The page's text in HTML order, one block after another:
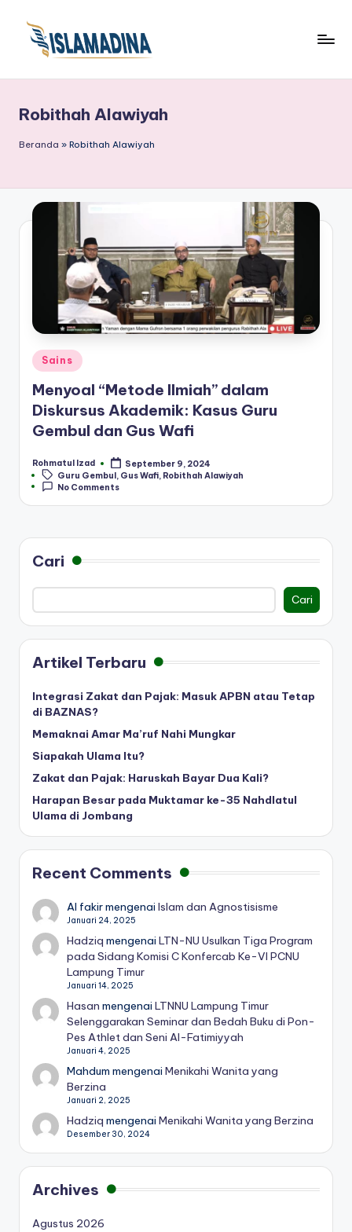
Robithah Alawiyah
Beranda » Robithah Alawiyah
Posted
in
Sains
Menyoal “Metode Ilmiah” dalam
Diskursus Akademik: Kasus Guru
Gembul dan Gus Wafi
Posted
by
Rohmatul Izad
September 9, 2024
Tags:Guru Gembul, Gus Wafi, Robithah Alawiyah
No Comments
Cari
Cari
Artikel Terbaru
Integrasi Zakat dan Pajak: Masuk APBN atau Tetap
di BAZNAS?
Memaknai Amar Ma’ruf Nahi Mungkar
Siapakah Ulama Itu?
Zakat dan Pajak: Haruskah Bayar Dua Kali?
Harapan Besar pada Muktamar ke-35 Nahdlatul
Ulama di Jombang
Recent Comments
Al fakirmengenaiIslam dan Agnostisisme
Januari 24, 2025
Hadziq mengenaiLTN-NU Usulkan Tiga Program
pada Sidang Komisi C Konfercab Ke-VI PCNU
Lampung Timur
Januari 14, 2025
Hasan mengenaiLTNNU Lampung Timur
Selenggarakan Seminar dan Bedah Buku di Pon-
Pes Athlet dan Seni Al-Fatimiyyah
Januari 4, 2025
Mahdum mengenaiMenikahi Wanita yang
Berzina
Januari 2, 2025
Hadziq mengenaiMenikahi Wanita yang Berzina
Desember 30, 2024
Archives
Agustus 2026